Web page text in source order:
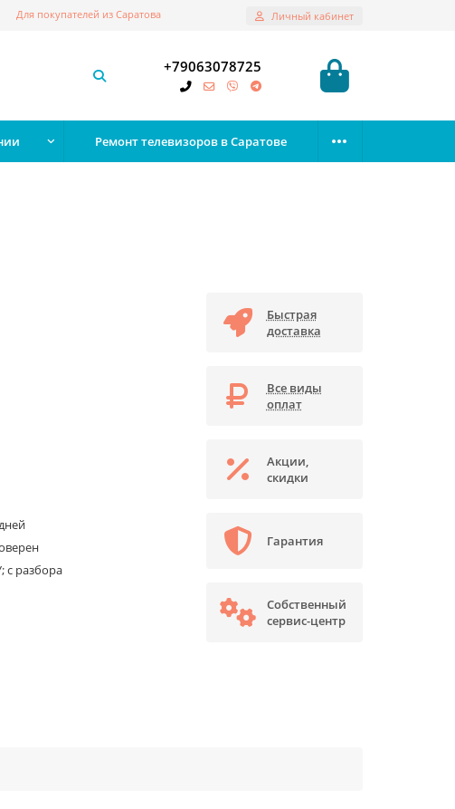
Для покупателей из Саратова Личный кабинет
+79063078725
Ремонт телевизоров в Саратове
с разбора
Быстрая
доставка
Все виды
оплат
Акции,
скидки
Гарантия
Собственный
сервис-центр